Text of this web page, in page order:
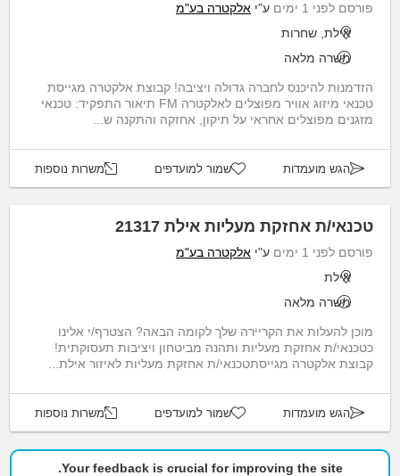
פורסם לפני 1 ימים ע"י אלקטרה בע"מ
אילת, שחרות
משרה מלאה
הזדמנות להיכנס לחברה גדולה ויציבה! קבוצת אלקטרה מגייסת
טכנאי מיזוג אוויר מפוצלים לאלקטרה FM תיאור התפקיד: טכנאי
מזגנים מפוצלים אחראי על תיקון, אחזקה והתקנה ש...
הגש מועמדות שמור למועדפים משרות נוספות
טכנאי/ת אחזקת מעליות אילת 21317
פורסם לפני 1 ימים ע"י אלקטרה בע"מ
אילת
משרה מלאה
מוכן להעלות את הקריירה שלך לקומה הבאה? הצטרף/י אלינו
כטכנאי/ת אחזקת מעליות ותהנה מביטחון ויציבות תעסוקתית!
קבוצת אלקטרה מגייסתטכנאי/ת אחזקת מעליות לאיזור אילת...
הגש מועמדות שמור למועדפים משרות נוספות
Your feedback is crucial for improving the site.